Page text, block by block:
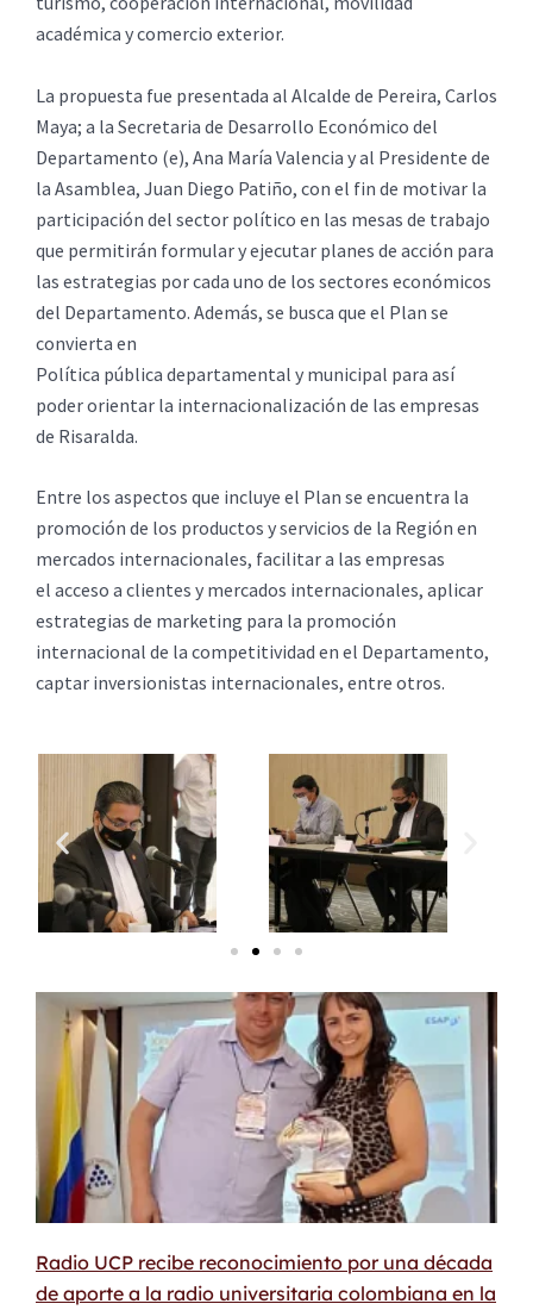
académica y comercio exterior.
La propuesta fue presentada al Alcalde de Pereira, Carlos
Maya; a la Secretaria de Desarrollo Económico del
Departamento (e), Ana María Valencia y al Presidente de
la Asamblea, Juan Diego Patiño, con el fin de motivar la
participación del sector político en las mesas de trabajo
que permitirán formular y ejecutar planes de acción para
las estrategias por cada uno de los sectores económicos
del Departamento. Además, se busca que el Plan se
convierta en
Política pública departamental y municipal para así
poder orientar la internacionalización de las empresas
de Risaralda.
Entre los aspectos que incluye el Plan se encuentra la
promoción de los productos y servicios de la Región en
mercados internacionales, facilitar a las empresas
el acceso a clientes y mercados internacionales, aplicar
estrategias de marketing para la promoción
internacional de la competitividad en el Departamento,
captar inversionistas internacionales, entre otros.
Radio UCP recibe reconocimiento por una década
de aporte a la radio universitaria colombiana en la